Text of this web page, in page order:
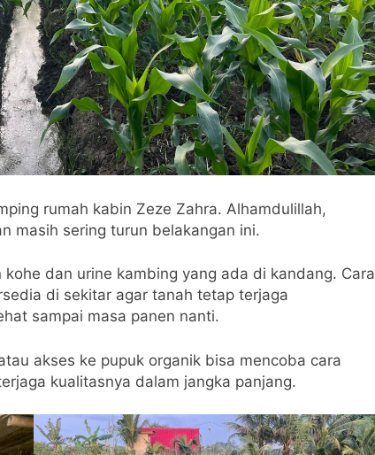
rumah kabin Zeze Zahra. Alhamdulillah,
masih sering turun belakangan ini.
dan urine kambing yang ada di kandang. Cara
di sekitar agar tanah tetap terjaga
sampai masa panen nanti.
akses ke pupuk organik bisa mencoba cara
kualitasnya dalam jangka panjang.